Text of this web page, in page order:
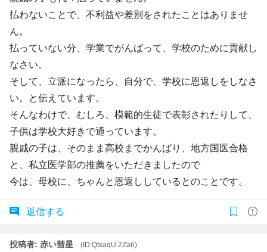
払わないことで、不利益や差別をされたことはありませ
ん。
払っていない分、学業でがんばって、学校のために貢献し
なさい。
そして、立派になったら、自分で、学校に恩返しをしなさ
い。と伝えています。
そんなわけで、むしろ、模範的生徒で表彰されたりして、
子供は学校大好きで通っています。
親戚の子は、そのまま高校までかんばり、地方国医合格
と、私立医学部の推薦をいただきましたので
今は、母校に、ちゃんと恩返ししているとのことです。
返信する
投稿者: 赤い彗星
(ID:QtxaqU.2Za6)